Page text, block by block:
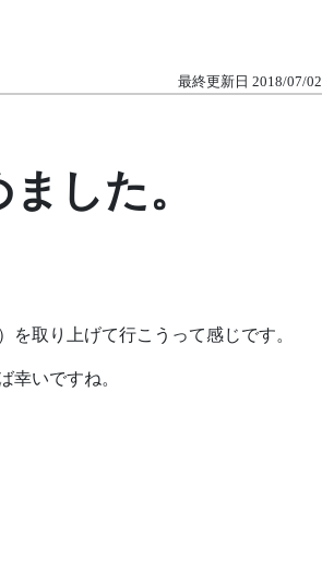
最終更新日 2018/07/02
した。
）を取り上げて行こうって感じです。
幸いですね。